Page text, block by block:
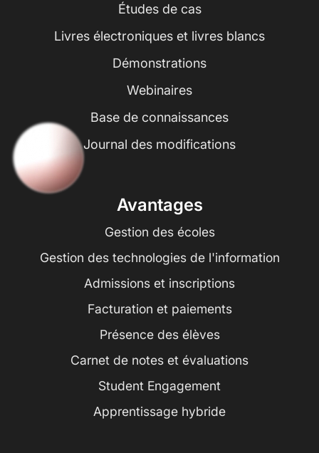
Études de cas
Livres électroniques et livres blancs
Démonstrations
Webinaires
Base de connaissances
Journal des modifications
Avantages
Gestion des écoles
Gestion des technologies de l'information
Admissions et inscriptions
Facturation et paiements
Présence des élèves
Carnet de notes et évaluations
Student Engagement
Apprentissage hybride